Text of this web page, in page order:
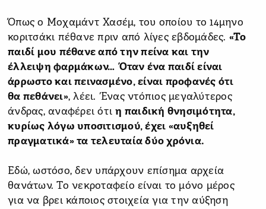
Όπως ο Μοχαμάντ Χασέμ, του οποίου το 14μηνο
κοριτσάκι πέθανε πριν από λίγες εβδομάδες. «Το
παιδί μου πέθανε από την πείνα και την
έλλειψη φαρμάκων… Όταν ένα παιδί είναι
άρρωστο και πεινασμένο, είναι προφανές ότι
θα πεθάνει», λέει. Ένας ντόπιος μεγαλύτερος
άνδρας, αναφέρει ότιη παιδική θνησιμότητα,
κυρίως λόγω υποσιτισμού, έχει «αυξηθεί
πραγματικά» τα τελευταία δύο χρόνια.
Εδώ, ωστόσο, δεν υπάρχουν επίσημα αρχεία
θανάτων. Το νεκροταφείο είναι το μόνο μέρος
για να βρει κάποιος στοιχεία για την αύξηση